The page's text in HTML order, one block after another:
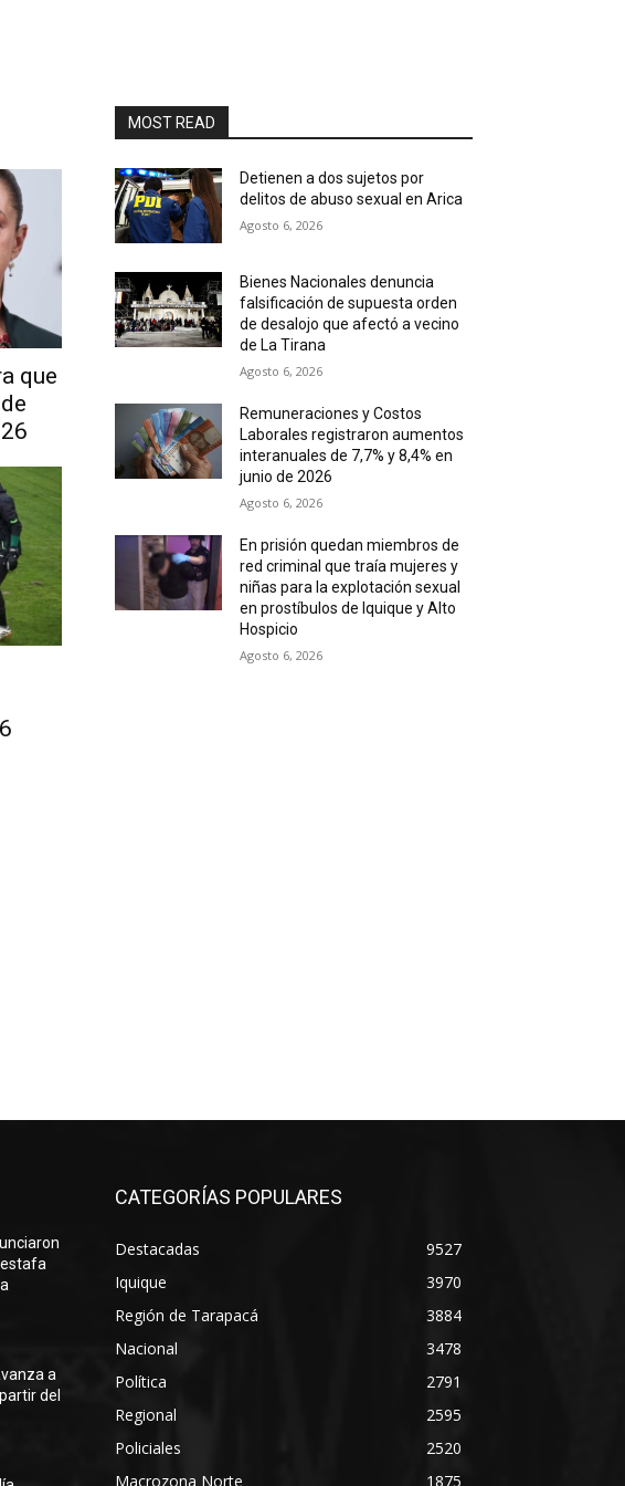
que
MOST READ
Detienen a dos sujetos por
delitos de abuso sexual en Arica
Agosto 6, 2026
Bienes Nacionales denuncia
falsificación de supuesta orden
de desalojo que afectó a vecino
de La Tirana
Agosto 6, 2026
Remuneraciones y Costos
Laborales registraron aumentos
interanuales de 7,7% y 8,4% en
junio de 2026
Agosto 6, 2026
En prisión quedan miembros de
red criminal que traía mujeres y
niñas para la explotación sexual
en prostíbulos de Iquique y Alto
Hospicio
Agosto 6, 2026
estafa
a
del
CATEGORÍAS POPULARES
Destacadas
9527
Iquique
3970
Región de Tarapacá
3884
Nacional
3478
Política
2791
Regional
2595
Policiales
2520
Macrozona Norte
1875